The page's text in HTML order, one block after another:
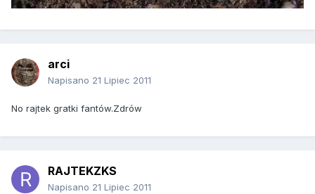
arci
Napisano 21 Lipiec 2011
No rajtek gratki fantów.Zdrów
RAJTEKZKS
Napisano 21 Lipiec 2011